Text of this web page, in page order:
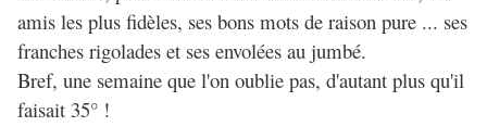
amis les plus fidèles, ses bons mots de raison pure ... ses
franches rigolades et ses envolées au jumbé.
Bref, une semaine que l'on oublie pas, d'autant plus qu'il
faisait 35° !